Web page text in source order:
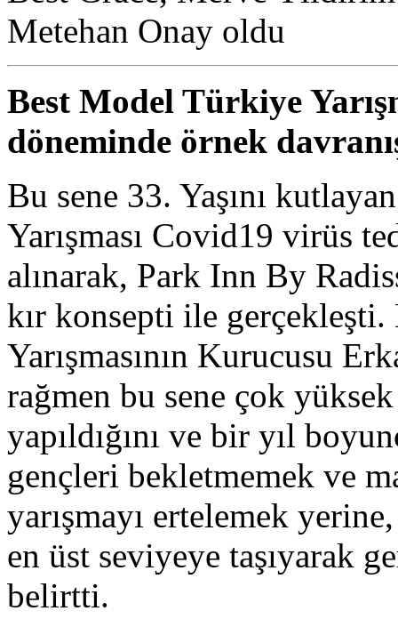
Metehan Onay oldu
Best Model Türkiye
döneminde örnek
Bu sene 33. Yaşını
Yarışması Covid19 virüs
alınarak, Park Inn By
kır konsepti ile
Yarışmasının Kurucusu
rağmen bu sene çok
yapıldığını ve bir yıl
gençleri bekletmemek ve
yarışmayı ertelemek
en üst seviyeye taşıyarak
belirtti.